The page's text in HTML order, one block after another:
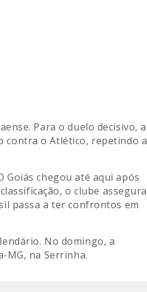
Para o duelo decisivo, a
contra o Atlético, repetindo a
chegou até aqui após
o clube assegura
passa a ter confrontos em
No domingo, a
MG, na Serrinha.